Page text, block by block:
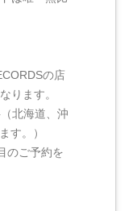
の店
ります。
北海道、沖
す。）
のご予約を